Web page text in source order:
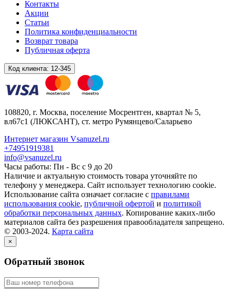
Контакты
Акции
Статьи
Политика конфиденциальности
Возврат товара
Публичная оферта
Код клиента: 12-345
108820, г. Москва, поселение Мосрентген, квартал № 5,
вл67с1 (ЛЮКСАНТ), ст. метро Румянцево/Саларьево
Интернет магазин Vsanuzel.ru
+74951919381
info@vsanuzel.ru
Часы работы: Пн - Вс с 9 до 20
Наличие и актуальную стоимость товара уточняйте по
телефону у менеджера. Сайт использует технологию cookie.
Использование сайта означает согласие с правилами
использования cookie, публичной офертой и политикой
обработки персональных данных. Копирование каких-либо
материалов сайта без разрешения правообладателя запрещено.
© 2003-2024. Карта сайта
×
Обратный звонок